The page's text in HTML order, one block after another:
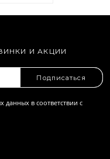
И АКЦИИ
Подписаться
данных в соответствии с